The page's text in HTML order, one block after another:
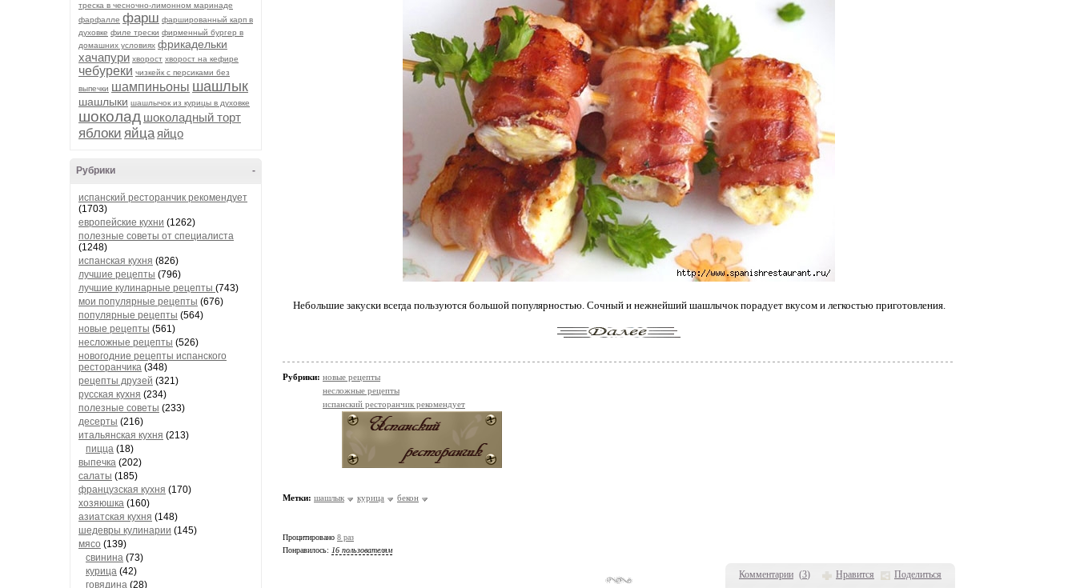
треска в чесночно-лимонном маринаде
фарфалле фарш фаршированный карп в
духовке филе трески фирменный бургер в
домашних условиях фрикадельки
хачапури хворост хворост на кефире
чебуреки чизкейк с персиками без
выпечки шампиньоны шашлык
шашлыки шашлычок из курицы в духовке
шоколад шоколадный торт
яблоки яйца яйцо
-
Рубрики
испанский ресторанчик рекомендует
(1703)
европейские кухни (1262)
полезные советы от специалиста
(1248)
испанская кухня (826)
лучшие рецепты (796)
лучшие кулинарные рецепты (743)
мои популярные рецепты (676)
популярные рецепты (564)
новые рецепты (561)
несложные рецепты (526)
новогодние рецепты испанского
ресторанчика (348)
рецепты друзей (321)
русская кухня (234)
полезные советы (233)
десерты (216)
итальянская кухня (213)
пицца (18)
выпечка (202)
салаты (185)
французская кухня (170)
хозяюшка (160)
азиатская кухня (148)
шедевры кулинарии (145)
мясо (139)
свинина (73)
курица (42)
говядина (28)
Комментарии (3) Нравится Поделиться
Небольшие закуски всегда пользуются большой популярностью. Сочный и нежнейший шашлычок порадует вкусом и легкостью приготовления.
Рубрики: новые рецепты
несложные рецепты
испанский ресторанчик рекомендует
Метки: шашлык курица бекон
Процитировано 8 раз
Понравилось: 16 пользователям